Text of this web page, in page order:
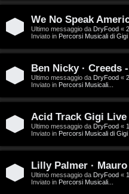
v
i
C
e
r
c
a
We No Speak
Ultimo messaggio da DryFood «
Inviato in Percorsi Musicali di Gigi
Ben Nicky · Creeds
Ultimo messaggio da DryFood «
Inviato in Percorsi Musicali...
Acid Track Gigi Live
Ultimo messaggio da DryFood «
Inviato in Percorsi Musicali di Gigi
Lilly Palmer ·
Ultimo messaggio da DryFood «
Inviato in Percorsi Musicali...
:
C
D
/
V
i
n
i
l